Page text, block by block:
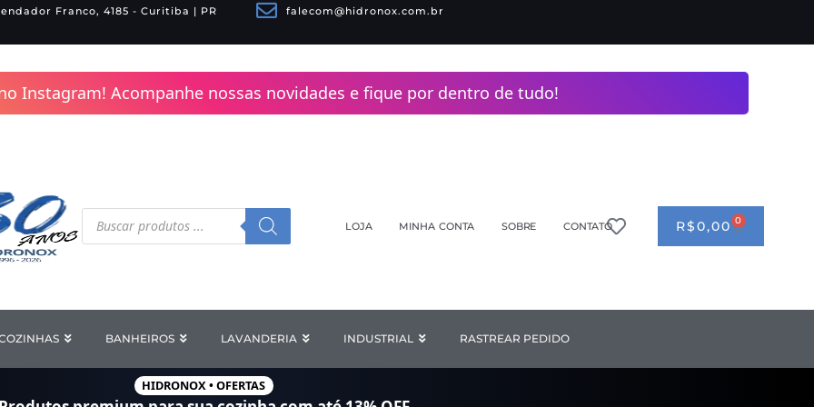
Franco, 4185 - Curitiba | PR falecom@hidronox.com.br
Instagram! Acompanhe nossas novidades e fique por dentro de tudo!
Pesquisar
produtos LOJA MINHA CONTA SOBRE CONTATO R$0,00 0 CART
Open COZINHAS
BANHEIROS Open BANHEIROS
LAVANDERIA Open LAVANDERIA
INDUSTRIAL Open INDUSTRIAL
RASTREAR PEDIDO
HIDRONOX • OFERTAS